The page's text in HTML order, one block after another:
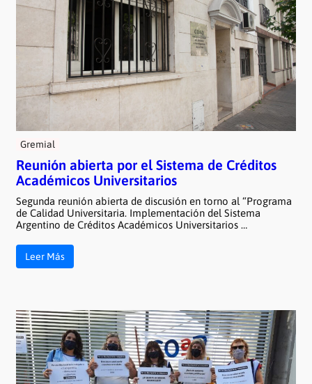
Gremial
Reunión abierta por el Sistema de Créditos
Académicos Universitarios
Segunda reunión abierta de discusión en torno al “Programa
de Calidad Universitaria. Implementación del Sistema
Argentino de Créditos Académicos Universitarios …
Leer Más